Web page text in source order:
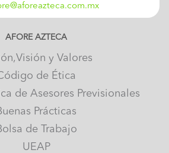
AFORE AZTECA
y Valores
de Ética
de Asesores Previsionales
Prácticas
de Trabajo
UEAP